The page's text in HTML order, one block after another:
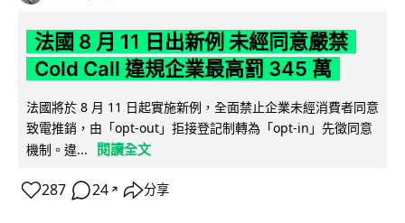
法國 8 月 11 日出新例 未經同意嚴禁
Cold Call 違規企業最高罰 345 萬
法國將於 8 月 11 日起實施新例，全面禁止企業未經消費者同意
致電推銷，由「opt-out」拒接登記制轉為「opt-in」先徵同意
機制。違...
閱讀全文
287 24 ↗ 分享